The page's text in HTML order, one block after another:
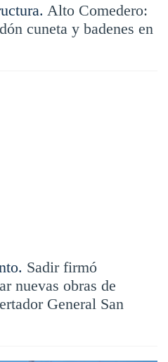
Alto Comedero:
cuneta y badenes en
Sadir firmó
nuevas obras de
General San